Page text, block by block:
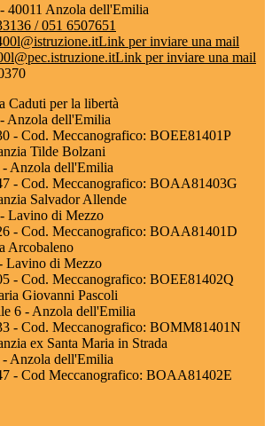
40011 Anzola dell'Emilia
/ 051 6507651
Link per inviare una mail
Link per inviare una mail
Caduti per la libertà
Anzola dell'Emilia
- Cod. Meccanografico: BOEE81401P
Tilde Bolzani
Anzola dell'Emilia
- Cod. Meccanografico: BOAA81403G
Salvador Allende
Lavino di Mezzo
- Cod. Meccanografico: BOAA81401D
Arcobaleno
Lavino di Mezzo
- Cod. Meccanografico: BOEE81402Q
Giovanni Pascoli
6 - Anzola dell'Emilia
- Cod. Meccanografico: BOMM81401N
ex Santa Maria in Strada
Anzola dell'Emilia
- Cod Meccanografico: BOAA81402E